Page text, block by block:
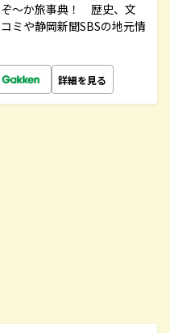
ぞ～か旅事典！ 歴史、文
ミや静岡新聞SBSの地元情
詳細を見る